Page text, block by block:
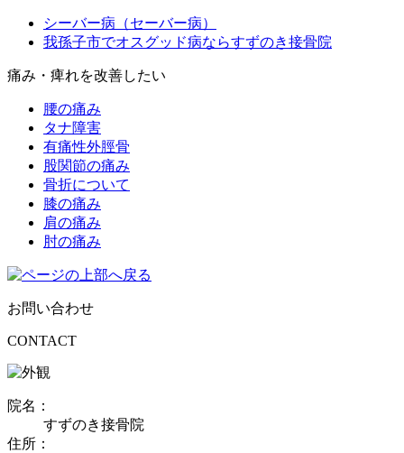
シーバー病（セーバー病）
我孫子市でオスグッド病ならすずのき接骨院
痛み・痺れを改善したい
腰の痛み
タナ障害
有痛性外脛骨
股関節の痛み
骨折について
膝の痛み
肩の痛み
肘の痛み
お問い合わせ
CONTACT
院名：
すずのき接骨院
住所：